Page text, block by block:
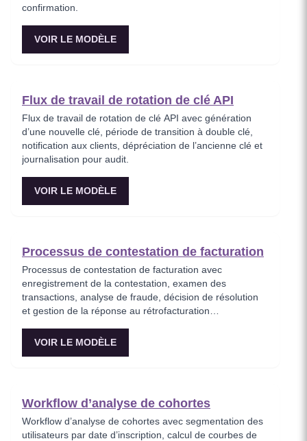
confirmation.
VOIR LE MODÈLE
Flux de travail de rotation de clé API
Flux de travail de rotation de clé API avec génération
d’une nouvelle clé, période de transition à double clé,
notification aux clients, dépréciation de l’ancienne clé et
journalisation pour audit.
VOIR LE MODÈLE
Processus de contestation de facturation
Processus de contestation de facturation avec
enregistrement de la contestation, examen des
transactions, analyse de fraude, décision de résolution
et gestion de la réponse au rétrofacturation
VOIR LE MODÈLE
Workflow d’analyse de cohortes
Workflow d’analyse de cohortes avec segmentation des
utilisateurs par date d’inscription, calcul de courbes de